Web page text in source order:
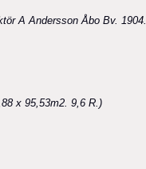
A Andersson Åbo Bv. 1904.
x 95,53m2. 9,6 R.)